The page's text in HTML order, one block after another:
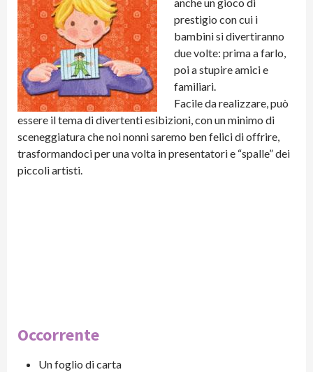
prestigio con cui i
bambini si divertiranno
due volte: prima a farlo,
poi a stupire amici e
familiari.
Facile da realizzare, può
essere il tema di divertenti esibizioni, con un minimo di
sceneggiatura che noi nonni saremo ben felici di offrire,
trasformandoci per una volta in presentatori e “spalle” dei
piccoli artisti.
Occorrente
Un foglio di carta